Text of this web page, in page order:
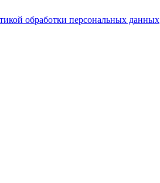
обработки персональных данных